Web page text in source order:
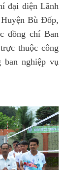
đại diện Lãnh
Bù Đốp,
đồng chí Ban
thuộc công
ban nghiệp vụ